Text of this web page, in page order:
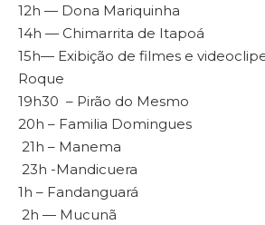
12h — Dona Mariquinha
14h — Chimarrita de Itapoá
15h— Exibição de filmes e
Roque
19h30 – Pirão do Mesmo
20h – Familia Domingues
21h – Manema
23h -Mandicuera
1h – Fandanguará
2h — Mucunã